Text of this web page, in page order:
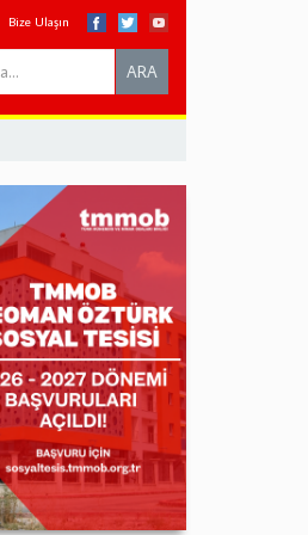
Bize Ulaşın
Search
this
ARA